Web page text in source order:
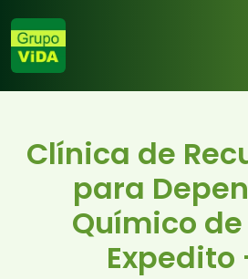
Clínica de
para
Químico
Expedito